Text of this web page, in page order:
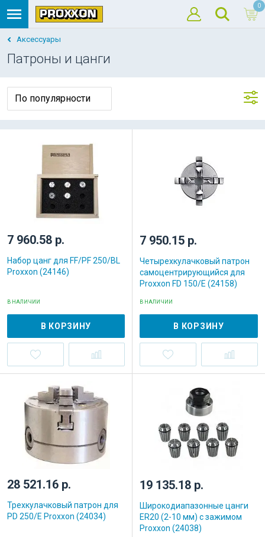
0
Аксессуары
Патроны и цанги
7 960.58 р.
Набор цанг для FF/PF 250/BL
Proxxon (24146)
В НАЛИЧИИ
В КОРЗИНУ
7 950.15 р.
Четырехкулачковый патрон
самоцентрирующийся для
Proxxon FD 150/E (24158)
В НАЛИЧИИ
В КОРЗИНУ
28 521.16 р.
Трехкулачковый патрон для
PD 250/E Proxxon (24034)
19 135.18 р.
Широкодиапазонные цанги
ER20 (2-10 мм) с зажимом
Proxxon (24038)